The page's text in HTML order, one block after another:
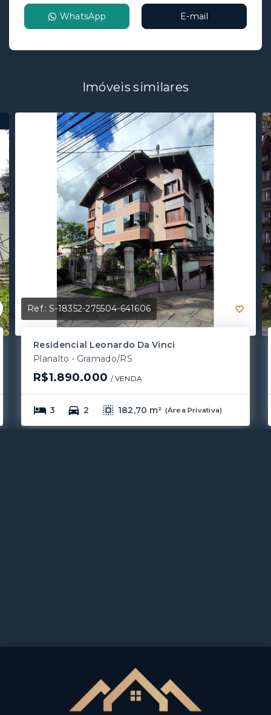
WhatsApp E-mail
Imóveis similares
Ref.:S-18352-275504-641606
Residencial Leonardo Da Vinci
Planalto - Gramado/RS
R$1.890.000 / VENDA
3 2 182,70 m² (Área Privativa)